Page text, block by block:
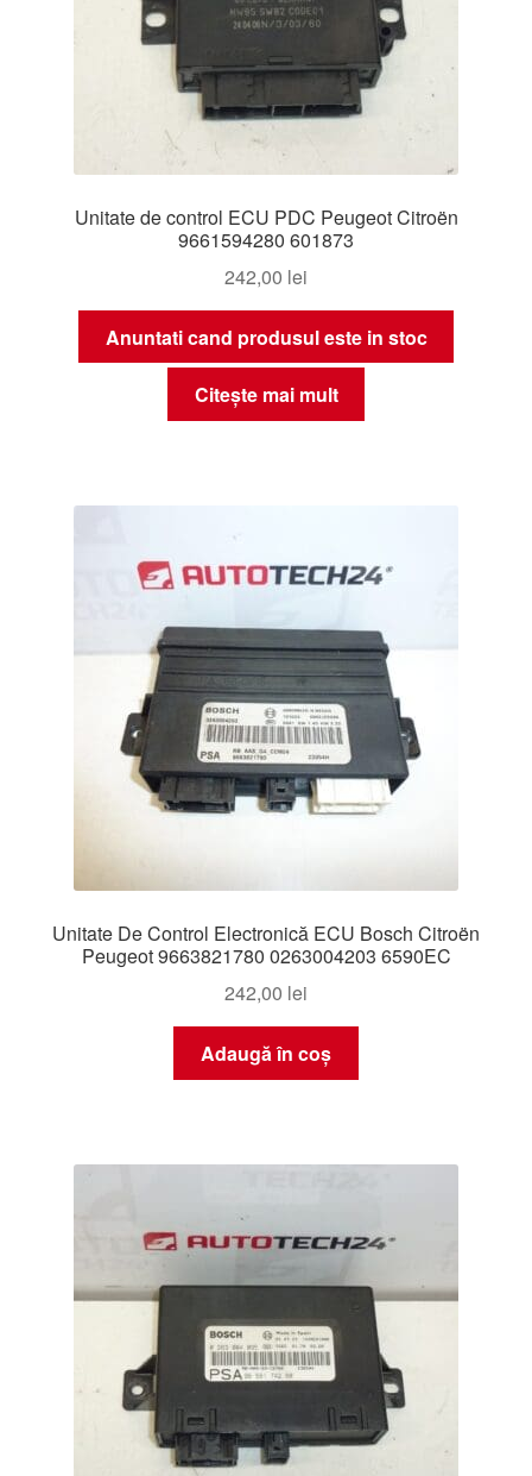
Unitate de control ECU PDC Peugeot Citroën
9661594280 601873
242,00 lei
Anuntati cand produsul este in stoc
Citește mai mult
Unitate De Control Electronică ECU Bosch Citroën
Peugeot 9663821780 0263004203 6590EC
242,00 lei
Adaugă în coș